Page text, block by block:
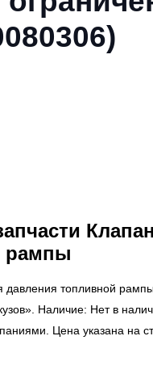
рампы
давления топливной
Наличие: Нет в
Цена указана на